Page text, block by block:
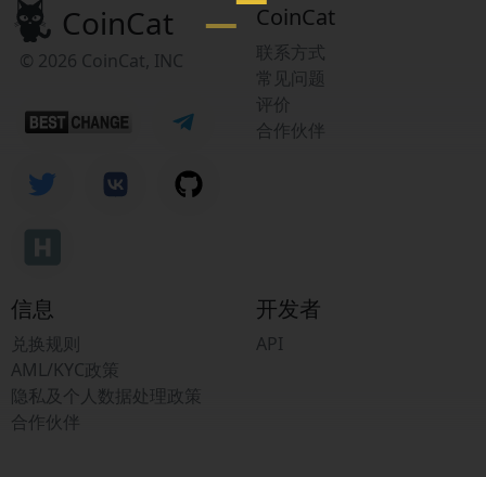
CoinCat
© 2026 CoinCat, INC
CoinCat
联系方式
常见问题
评价
合作伙伴
信息
兑换规则
AML/KYC政策
隐私及个人数据处理政策
合作伙伴
开发者
API